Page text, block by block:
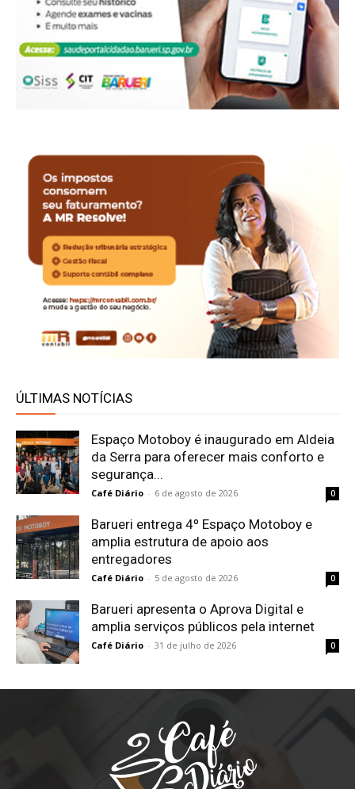
ÚLTIMAS NOTÍCIAS
Espaço Motoboy é inaugurado em Aldeia
da Serra para oferecer mais conforto e
segurança...
Café Diário - 6 de agosto de 2026 0
Barueri entrega 4º Espaço Motoboy e
amplia estrutura de apoio aos
entregadores
Café Diário - 5 de agosto de 2026 0
Barueri apresenta o Aprova Digital e
amplia serviços públicos pela internet
Café Diário - 31 de julho de 2026 0